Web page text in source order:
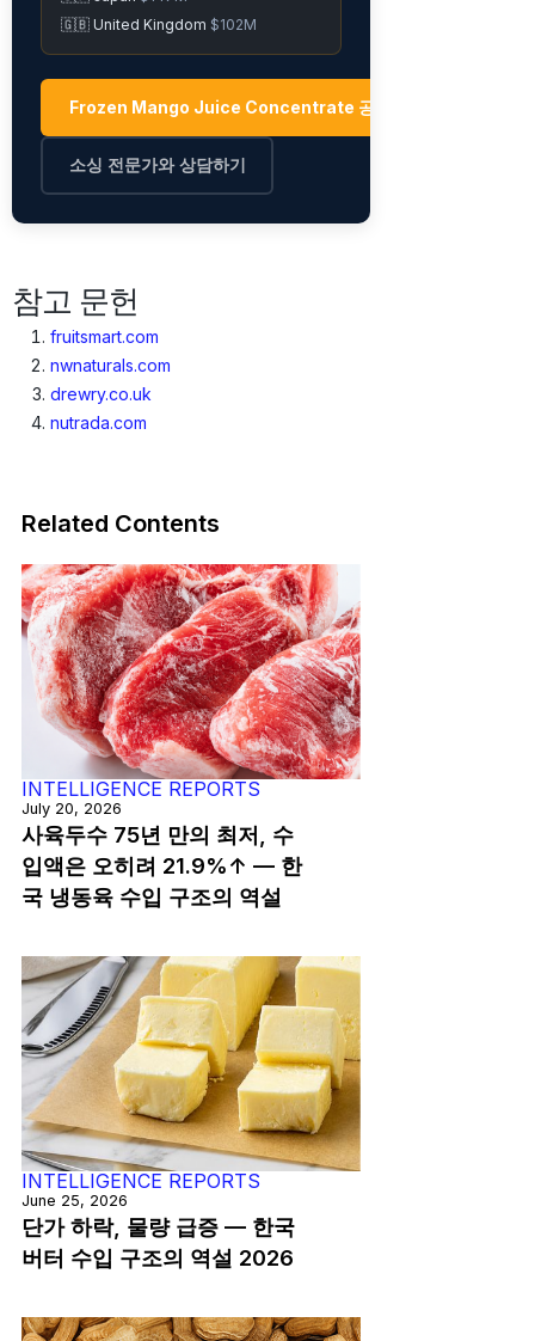
🇬🇧 United Kingdom $102M
Frozen Mango Juice Concentrate 공급업체 탐색 →
소싱 전문가와 상담하기
참고 문헌
fruitsmart.com
nwnaturals.com
drewry.co.uk
nutrada.com
Related Contents
INTELLIGENCE REPORTS
July 20, 2026
사육두수 75년 만의 최저, 수
입액은 오히려 21.9%↑ — 한
국 냉동육 수입 구조의 역설
INTELLIGENCE REPORTS
June 25, 2026
단가 하락, 물량 급증 — 한국
버터 수입 구조의 역설 2026